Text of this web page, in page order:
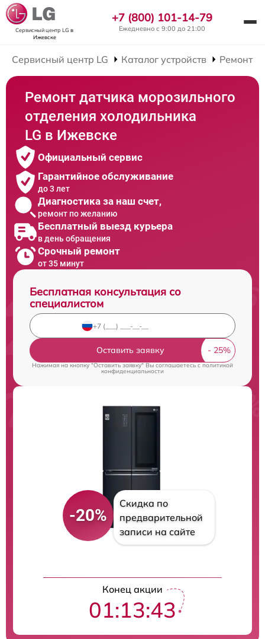
Сервисный центр LG в
Ижевске
+7 (800) 101-14-79
Ежедневно с 9:00 до 21:00
Сервисный центр LG Каталог устройств Ремонт
Ремонт датчика морозильного
отделения холодильника
LG в Ижевске
Официальный сервис
Гарантийное обслуживание
до 3 лет
Диагностика за наш счет,
ремонт по желанию
Бесплатный выезд курьера
в день обращения
Срочный ремонт
от 35 минут
Бесплатная консультация со
специалистом
Оставить заявку
Нажимая на кнопку "Оставить заявку" Вы соглашаетесь cполитикой
конфиденциальности
-20%
Скидка по
предварительной
записи на сайте
Конец акции
01:13:42